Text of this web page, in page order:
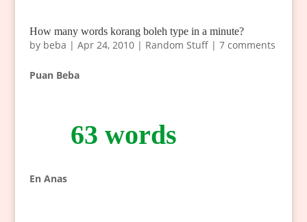
How many words korang boleh type in a minute?
by beba | Apr 24, 2010| Random Stuff| 7 comments
Puan Beba
63 words
En Anas